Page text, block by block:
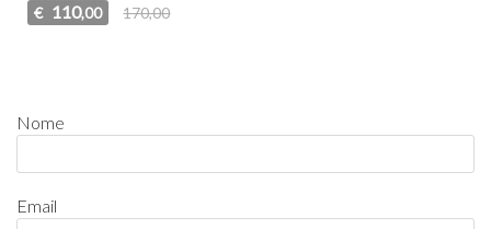
€ 110,00 170,00
Nome
Email